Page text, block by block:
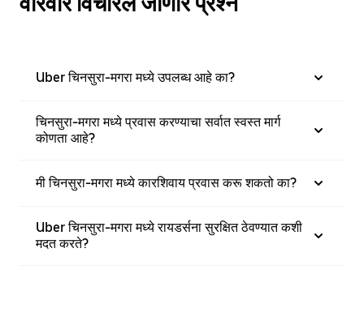
Uber चिनसुरा-मगरा मध्ये उपलब्ध आहे का?
चिनसुरा-मगरा मध्ये प्रवास करण्याचा सर्वात स्वस्त मार्ग
कोणता आहे?
मी चिनसुरा-मगरा मध्ये कारशिवाय प्रवास करू शकतो का?
Uber चिनसुरा-मगरा मध्ये रायडर्सना सुरक्षित ठेवण्यात कशी
मदत करते?